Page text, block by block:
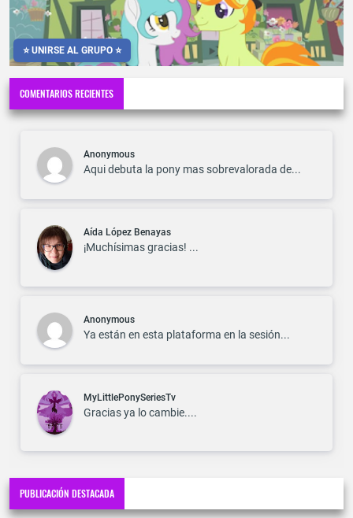
⭐ UNIRSE AL GRUPO ⭐
COMENTARIOS RECIENTES
Anonymous
Aqui debuta la pony mas sobrevalorada de...
Aída López Benayas
¡Muchísimas gracias! ...
Anonymous
Ya están en esta plataforma en la sesión...
MyLittlePonySeriesTv
Gracias ya lo cambie....
PUBLICACIÓN DESTACADA